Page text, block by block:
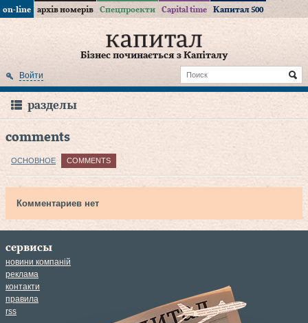
on-line архів номерів Спецпроекти Capital time Капитал 500
Бізнес починається з Капіталу
Войти
разделы
comments
ОСНОВНОЕ COMMENTS
Комментариев нет
сервисы
новини компаній
реклама
контакти
правила
rss